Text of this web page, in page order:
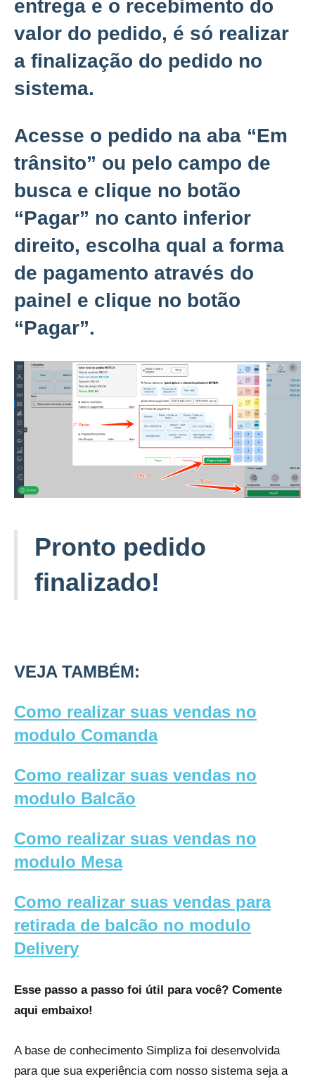
entrega e o recebimento do
valor do pedido, é só realizar
a finalização do pedido no
sistema.
Acesse o pedido na aba “Em
trânsito” ou pelo campo de
busca e clique no botão
“Pagar” no canto inferior
direito, escolha qual a forma
de pagamento através do
painel e clique no botão
“Pagar”.
Pronto pedido
finalizado!
VEJA TAMBÉM:
Como realizar suas vendas no
modulo Comanda
Como realizar suas vendas no
modulo Balcão
Como realizar suas vendas no
modulo Mesa
Como realizar suas vendas para
retirada de balcão no modulo
Delivery
Esse passo a passo foi útil para você? Comente
aqui embaixo!
A base de conhecimento Simpliza foi desenvolvida
para que sua experiência com nosso sistema seja a